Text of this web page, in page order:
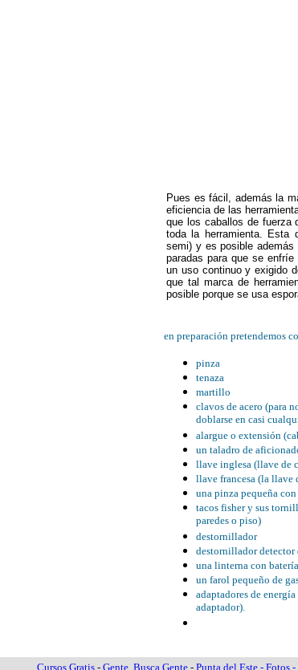
Pues es fácil, además la
eficiencia de las
que los caballos de fuerza
toda la herramienta. Esta
semi) y es posible
paradas para que se
un uso continuo y exigido
que tal marca de
posible porque se usa
en preparación pretendemos
pinza
tenaza
martillo
clavos de acero (para
doblarse en casi
alargue o extensión
un taladro de
llave inglesa (llave de
llave francesa (la llave
una pinza pequeña
tacos fisher y sus
paredes o piso)
destornillador
destornillador detector
una linterna con
un farol pequeño de
adaptadores de
adaptador).
Cursos Gratis- Gente Busca Gente- Punta del Este - Fotos